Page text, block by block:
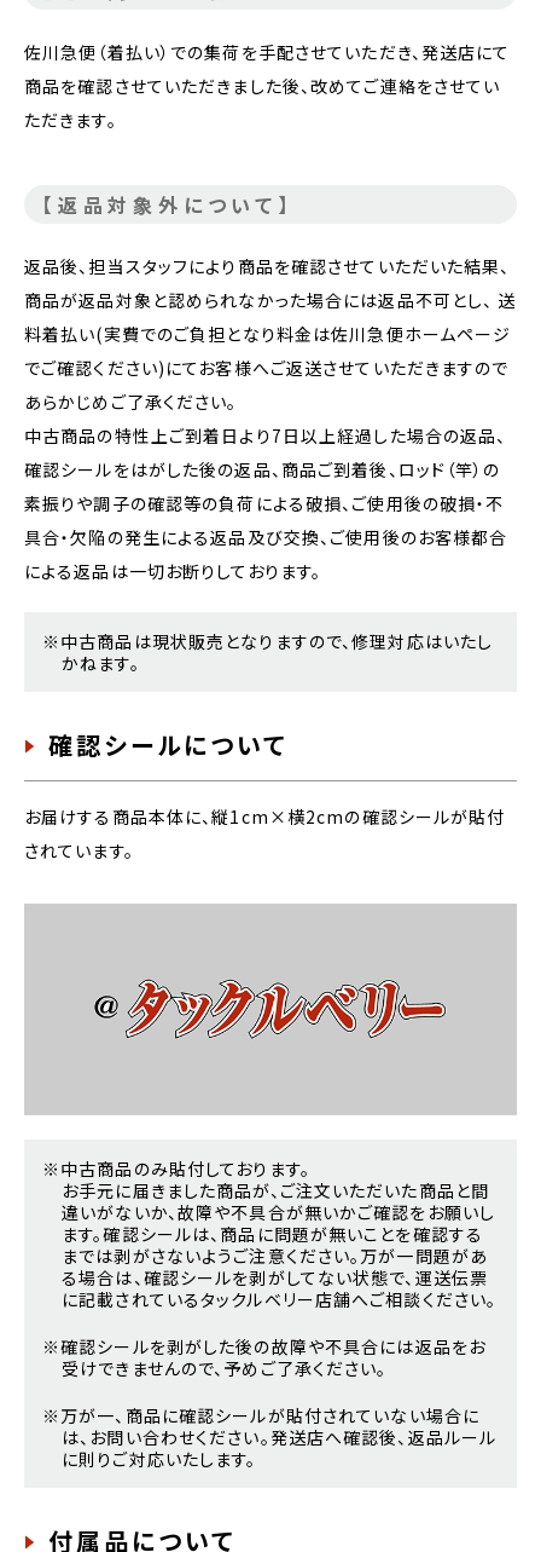
佐川急便（着払い）での集荷を手配させていただき、発送店にて
商品を確認させていただきました後、改めてご連絡をさせてい
ただきます。
【返品対象外について】
返品後、担当スタッフにより商品を確認させていただいた結果、
商品が返品対象と認められなかった場合には返品不可とし、 送
料着払い(実費でのご負担となり料金は佐川急便ホームページ
でご確認ください)にてお客様へご返送させていただきますので
あらかじめご了承ください。
中古商品の特性上ご到着日より7日以上経過した場合の返品、
確認シールをはがした後の返品、商品ご到着後、ロッド（竿）の
素振りや調子の確認等の負荷による破損、ご使用後の破損・不
具合・欠陥の発生による返品及び交換、ご使用後のお客様都合
による返品は一切お断りしております。
※中古商品は現状販売となりますので、修理対応はいたし
かねます。
確認シールについて
お届けする商品本体に、縦1cm×横2cmの確認シールが貼付
されています。
※中古商品のみ貼付しております。
お手元に届きました商品が、ご注文いただいた商品と間
違いがないか、故障や不具合が無いかご確認をお願いし
ます。確認シールは、商品に問題が無いことを確認する
までは剥がさないようご注意ください。万が一問題があ
る場合は、確認シールを剥がしてない状態で、運送伝票
に記載されているタックルベリー店舗へご相談ください。
※確認シールを剥がした後の故障や不具合には返品をお
受けできませんので、予めご了承ください。
※万が一、商品に確認シールが貼付されていない場合に
は、お問い合わせください。発送店へ確認後、返品ルール
に則りご対応いたします。
付属品について